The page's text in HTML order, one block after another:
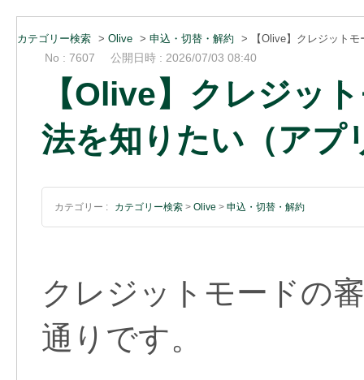
カテゴリー検索 > Olive > 申込・切替・解約 > 【Olive】クレジット
No : 7607 公開日時 : 2026/07/03 08:40
【Olive】クレジッ
法を知りたい（アプ
カテゴリー : カテゴリー検索 > Olive > 申込・切替・解約
クレジットモードの
通りです。